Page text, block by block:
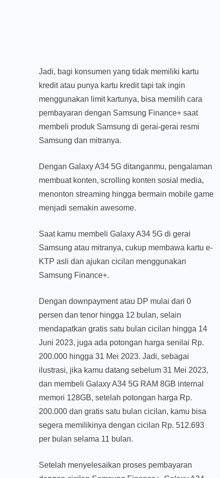
Jadi, bagi konsumen yang tidak memiliki kartu
kredit atau punya kartu kredit tapi tak ingin
menggunakan limit kartunya, bisa memilih cara
pembayaran dengan Samsung Finance+ saat
membeli produk Samsung di gerai-gerai resmi
Samsung dan mitranya.
Dengan Galaxy A34 5G ditanganmu, pengalaman
membuat konten, scrolling konten sosial media,
menonton streaming hingga bermain mobile game
menjadi semakin awesome.
Saat kamu membeli Galaxy A34 5G di gerai
Samsung atau mitranya, cukup membawa kartu e-
KTP asli dan ajukan cicilan menggunakan
Samsung Finance+.
Dengan downpayment atau DP mulai dari 0
persen dan tenor hingga 12 bulan, selain
mendapatkan gratis satu bulan cicilan hingga 14
Juni 2023, juga ada potongan harga senilai Rp.
200.000 hingga 31 Mei 2023. Jadi, sebagai
ilustrasi, jika kamu datang sebelum 31 Mei 2023,
dan membeli Galaxy A34 5G RAM 8GB internal
memori 128GB, setelah potongan harga Rp.
200.000 dan gratis satu bulan cicilan, kamu bisa
segera memilikinya dengan cicilan Rp. 512.693
per bulan selama 11 bulan.
Setelah menyelesaikan proses pembayaran